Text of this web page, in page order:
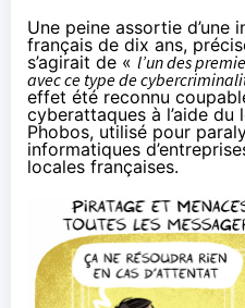
Une peine assortie
français de dix ans,
s’agirait de « l’un des
avec ce type de
effet été reconnu
cyberattaques à l’aide du
Phobos, utilisé pour
informatiques
locales françaises.